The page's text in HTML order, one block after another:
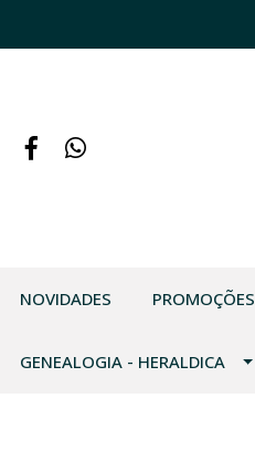
NOVIDADES PROMOÇÕES
GENEALOGIA - HERALDICA